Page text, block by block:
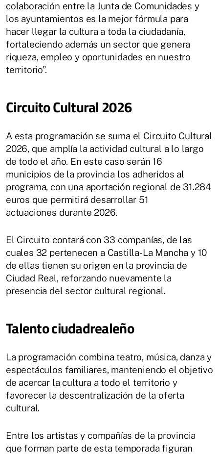
colaboración entre la Junta de Comunidades y
los ayuntamientos es la mejor fórmula para
hacer llegar la cultura a toda la ciudadanía,
fortaleciendo además un sector que genera
riqueza, empleo y oportunidades en nuestro
territorio”.
Circuito Cultural 2026
A esta programación se suma el Circuito Cultural
2026, que amplía la actividad cultural a lo largo
de todo el año. En este caso serán 16
municipios de la provincia los adheridos al
programa, con una aportación regional de 31.284
euros que permitirá desarrollar 51
actuaciones durante 2026.
El Circuito contará con 33 compañías, de las
cuales 32 pertenecen a Castilla-La Mancha y 10
de ellas tienen su origen en la provincia de
Ciudad Real, reforzando nuevamente la
presencia del sector cultural regional.
Talento ciudadrealeño
La programación combina teatro, música, danza y
espectáculos familiares, manteniendo el objetivo
de acercar la cultura a todo el territorio y
favorecer la descentralización de la oferta
cultural.
Entre los artistas y compañías de la provincia
que forman parte de esta temporada figuran